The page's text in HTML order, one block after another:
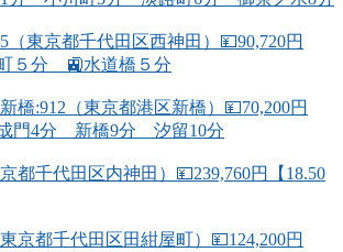
（東京都千代田区西神田）💴90,720円
町５分 🚉水道橋５分
橋:912（東京都港区新橋）💴70,200円
門4分 新橋9分 汐留10分
都千代田区内神田）💴239,760円【18.50
京都千代田区田紺屋町）💴124,200円